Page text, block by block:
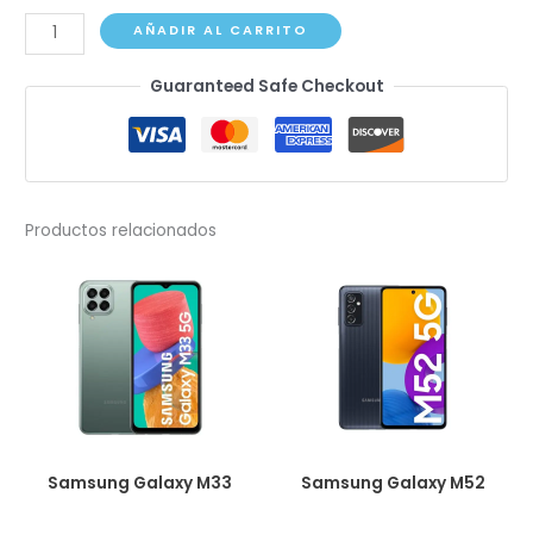
Samsung
Galaxy
M55
AÑADIR AL CARRITO
Guaranteed Safe Checkout
Productos relacionados
Samsung Galaxy M33 Samsung Galaxy M52